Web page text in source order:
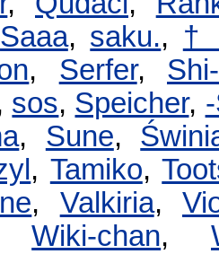
Saaa, saku., †
, Serfer,
sos, Speicher,
, Sune,
, Tamiko,
, Valkiria,
Wiki-chan,